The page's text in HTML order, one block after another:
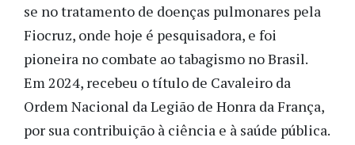
se no tratamento de doenças pulmonares pela
Fiocruz, onde hoje é pesquisadora, e foi
pioneira no combate ao tabagismo no Brasil.
Em 2024, recebeu o título de Cavaleiro da
Ordem Nacional da Legião de Honra da França,
por sua contribuição à ciência e à saúde pública.